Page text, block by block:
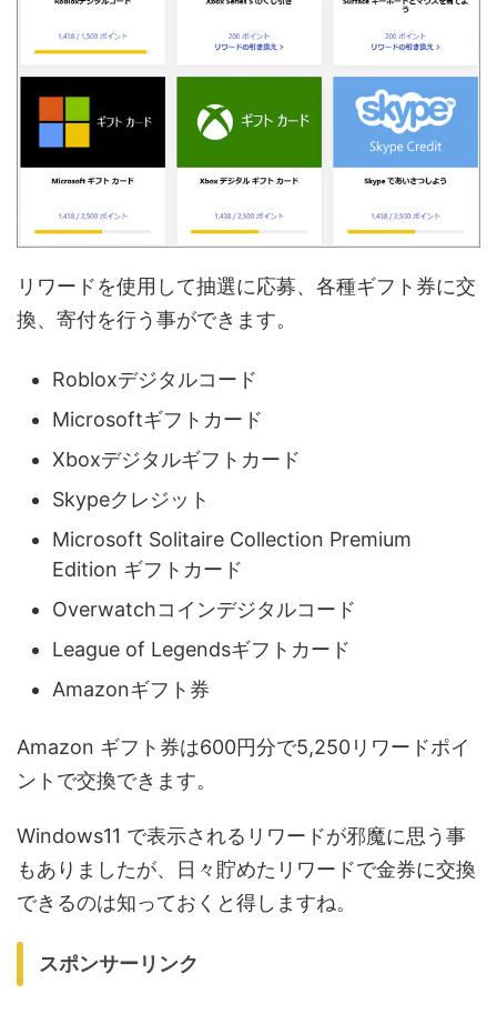
リワードを使用して抽選に応募、各種ギフト券に交
換、寄付を行う事ができます。
Robloxデジタルコード
Microsoftギフトカード
Xboxデジタルギフトカード
Skypeクレジット
Microsoft Solitaire Collection Premium
Edition ギフトカード
Overwatchコインデジタルコード
League of Legendsギフトカード
Amazonギフト券
Amazon ギフト券は600円分で5,250リワードポイ
ントで交換できます。
Windows11 で表示されるリワードが邪魔に思う事
もありましたが、日々貯めたリワードで金券に交換
できるのは知っておくと得しますね。
スポンサーリンク